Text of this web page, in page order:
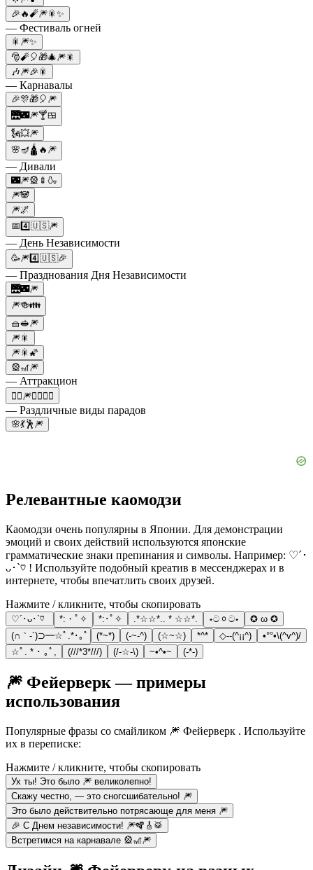
🎉🔥🧨🎆🎇✨
— Фестиваль огней
🎇🎆✨
🎅🧨🎈🎁🎄🎆🎇
🎶🎆🎉🎇
— Карнавалы
🎉🎊🎁🎈🎆
🌉🌃🎆🍸🍱
🗽💥🎆
🌸🪔🛕🔥🎆
— Дивали
🌃🎆🎡🍢🍶
🎆🐼
🎆🌌
📅4️⃣🇺🇸🎆
— День Независимости
🥳🎆4️⃣🇺🇸🎉
— Празднования Дня Независимости
🌉🌃🎆
🎆🍻👪
🧺🥪🎆
🎆🎇
🎆🎇🌠
🎡🎢🎆
— Аттракцион
🤹‍♂️🎆🚶‍♀️🚶‍♂️
— Раздличные виды парадов
🌸💃🕺🎆
Релевантные каомодзи
Каомодзи очень популярны в Японии. Для демонстрации
эмоций и своих действий используются японские
грамматические знаки препинания и символы. Например: ♡´･
ᴗ･`♡ ! Используйте подобный креатив в мессенджерах и в
интернете, чтобы впечатлить своих друзей.
Нажмите / кликните, чтобы скопировать
♡´･ᴗ･`♡ *:・ﾟ✧ *:･ﾟ✧ .*☆☆*.. * ☆☆*. ⋆ටᆼට⋆
✪ ω ✪
(∩｀-´)⊃━☆ﾟ.*･｡ﾟ
(*~*) (-~-^) (☆~☆) *^* ◇--(^¡¡^)
•°°•\(^v^)/
☆ﾟ. * ･ ｡ﾟ,
(///*3*///) (/-☆-\) ~•^•~ (-*-)
🎆 Фейерверк — примеры
использования
Популярные фразы со смайликом 🎆 Фейерверк . Используйте
их в переписке:
Нажмите / кликните, чтобы скопировать
Ух ты! Это было 🎆 великолепно!
Скажу честно, — это сногсшибательно! 🎆
Это было действительно потрясающе для меня 🎆
🎉 С Днем независимости! 🎆🪇🎸🥁
Встретимся на карнавале 🎡🎢🎆